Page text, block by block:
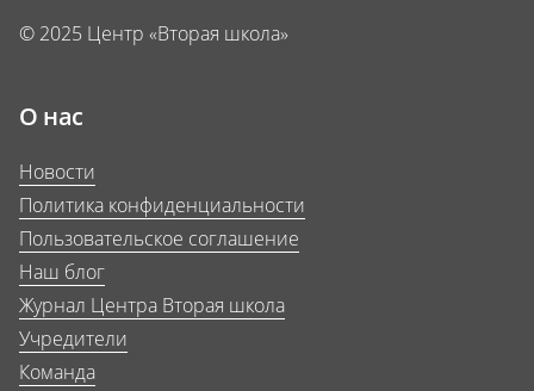
© 2025 Центр «Вторая школа»
О нас
Новости
Политика конфиденциальности
Пользовательское соглашение
Наш блог
Журнал Центра Вторая школа
Учредители
Команда